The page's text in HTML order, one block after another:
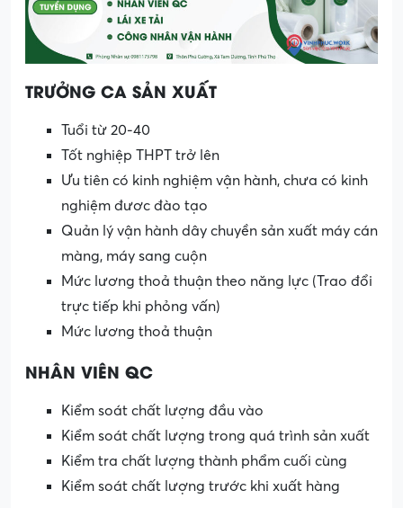
TRƯỞNG CA SẢN XUẤT
Tuổi từ 20-40
Tốt nghiệp THPT trở lên
Ưu tiên có kinh nghiệm vận hành, chưa có kinh
nghiệm đươc đào tạo
Quản lý vận hành dây chuyền sản xuất máy cán
màng, máy sang cuộn
Mức lương thoả thuận theo năng lực (Trao đổi
trực tiếp khi phỏng vấn)
Mức lương thoả thuận
NHÂN VIÊN QC
Kiểm soát chất lượng đầu vào
Kiểm soát chất lượng trong quá trình sản xuất
Kiểm tra chất lượng thành phẩm cuối cùng
Kiểm soát chất lượng trước khi xuất hàng